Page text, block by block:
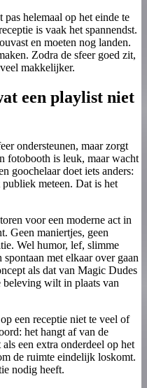
helemaal op het einde te
is vaak het spannendst.
en moeten nog landen.
Zodra de sfeer goed zit,
makkelijker.
een playlist niet
ondersteunen, maar zorgt
fotobooth is leuk, maar wacht
goochelaar doet iets anders:
meteen. Dat is het
voor een moderne act in
Geen maniertjes, geen
Wel humor, lef, slimme
met elkaar over gaan
als dat van Magic Dudes
beleving wilt in plaats van
een receptie niet te veel of
het hangt af van de
een extra onderdeel op het
de ruimte eindelijk loskomt.
nodig heeft.